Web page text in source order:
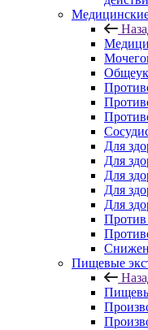
Для
Для
Для
Для
Для
Против
Пищевые